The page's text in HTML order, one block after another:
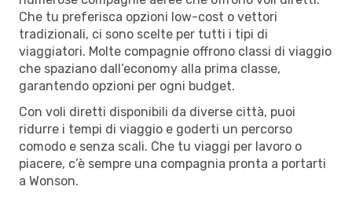
Che tu preferisca opzioni low-cost o vettori
tradizionali, ci sono scelte per tutti i tipi di
viaggiatori. Molte compagnie offrono classi di viaggio
che spaziano dall’economy alla prima classe,
garantendo opzioni per ogni budget.
Con voli diretti disponibili da diverse città, puoi
ridurre i tempi di viaggio e goderti un percorso
comodo e senza scali. Che tu viaggi per lavoro o
piacere, c’è sempre una compagnia pronta a portarti
a Wonson.